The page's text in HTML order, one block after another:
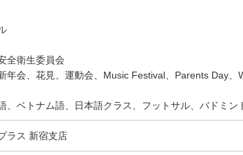
全衛生委員会
年会、花見、運動会、Music Festival、Parents Day、
、ベトナム語、日本語クラス、フットサル、バドミ
ラス 新宿支店